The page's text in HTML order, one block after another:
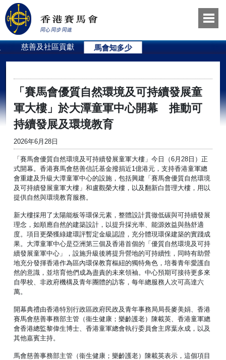
慈善及社區貢獻 馬會知多少
「賽馬會優質自然環境及可持續發展童
軍大樓」於大潭童軍中心開幕 推動可
持續發展及環境教育
2026年6月28日
「賽馬會優質自然環境及可持續發展童軍大樓」今日（6月28日）正
式開幕。香港賽馬會慈善信託基金撥捐近1億港元，支持香港童軍總
會重建及升級大潭童軍中心的設施，包括興建「賽馬會優質自然環境
及可持續發展童軍大樓」和盧觀榮大樓，以及翻新白普理大樓，用以
提供自然與環境教育服務。
新大樓採用了太陽能板等環保元素，整體設計貫徹低碳與可持續發展
理念，如順應自然的建築設計，以提升採光率、能源效益與熱舒適
度。項目更榮獲綠建環評暫定金級認證，充分體現環保建築的實踐成
果。大潭童軍中心是亞洲第三個及香港首個的「優質自然環境及可持
續發展童軍中心」，設施升級後將提升營地的可持續性，同時有助營
地充分發揮香港作為區內環保教育樞紐的獨特角色，培養青年愛護自
然的意識，並培育他們成為盡責的未來領袖。中心預期可接待更多來
自學校、非政府機構及青年團體的訪客，每年總服務人次可高達六
萬。
開幕典禮由香港特別行政區政府民政及青年事務局局長麥美娟、香港
賽馬會慈善事務部主管（衞生健康；樂齡護老）陳載英、香港童軍總
會香港總監黎偉生博士、香港童軍總會執行委員會主席葉永成，以及
其他嘉賓主持。
馬會慈善事務部主管（衞生健康；樂齡護老）陳載英表示，這個項目